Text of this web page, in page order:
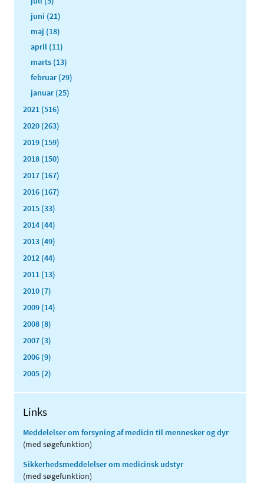
juni (21)
maj (18)
april (11)
marts (13)
februar (29)
januar (25)
2021 (516)
2020 (263)
2019 (159)
2018 (150)
2017 (167)
2016 (167)
2015 (33)
2014 (44)
2013 (49)
2012 (44)
2011 (13)
2010 (7)
2009 (14)
2008 (8)
2007 (3)
2006 (9)
2005 (2)
Links
Meddelelser om forsyning af medicin til mennesker og dyr
(med søgefunktion)
Sikkerhedsmeddelelser om medicinsk udstyr
(med søgefunktion)